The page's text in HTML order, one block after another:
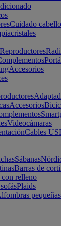
Cuidado cabello
Reproductores
Accesorios
Accesorios
Videocámaras
Cables
Sábanas
Barras de
relleno
Plaids
pequeñas